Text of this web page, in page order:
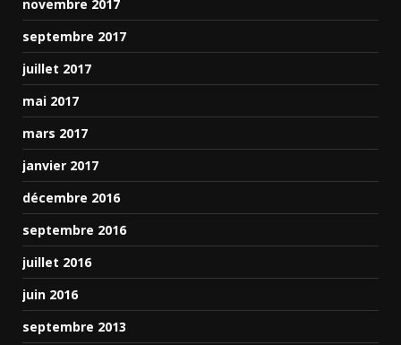
novembre 2017
septembre 2017
juillet 2017
mai 2017
mars 2017
janvier 2017
décembre 2016
septembre 2016
juillet 2016
juin 2016
septembre 2013